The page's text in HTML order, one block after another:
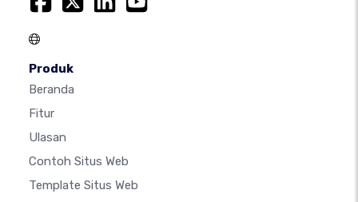
Produk
Beranda
Fitur
Ulasan
Contoh Situs Web
Template Situs Web